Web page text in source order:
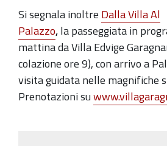
Si segnala inoltre Dalla Villa Al
Palazzo,lapasseggiatain
mattina daVilla Edvige
colazione ore 9), con arrivo a
visita guidata nelle magnifiche
Prenotazioni su